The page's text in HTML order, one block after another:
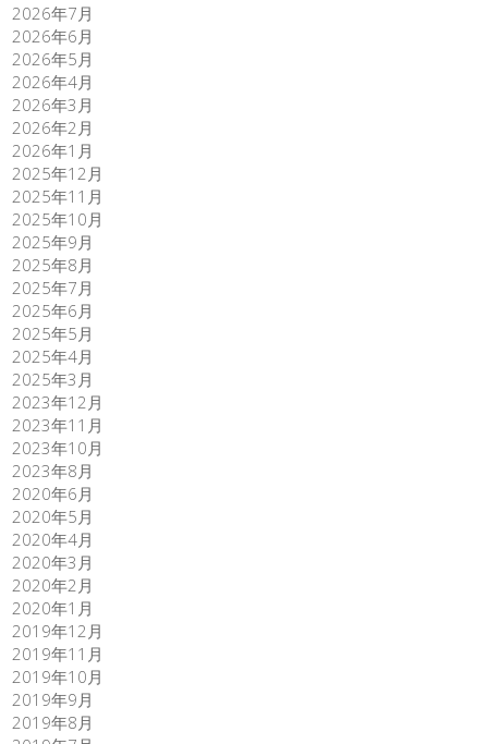
2026年7月
2026年6月
2026年5月
2026年4月
2026年3月
2026年2月
2026年1月
2025年12月
2025年11月
2025年10月
2025年9月
2025年8月
2025年7月
2025年6月
2025年5月
2025年4月
2025年3月
2023年12月
2023年11月
2023年10月
2023年8月
2020年6月
2020年5月
2020年4月
2020年3月
2020年2月
2020年1月
2019年12月
2019年11月
2019年10月
2019年9月
2019年8月